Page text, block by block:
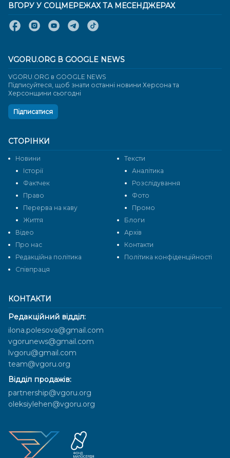
КОНТАКТИ
Редакційний відділ:
ilona.polesova@gmail.com
vgorunews@gmail.com
lvgoru@gmail.com
team@vgoru.org
Відділ продажів:
partnership@vgoru.org
oleksiylehen@vgoru.org
СТОРІНКИ
Новини
Тексти
Історії
Аналітика
Фактчек
Розслідування
Право
Фото
Перерва на каву
Промо
Життя
Блоги
Відео
Архів
Про нас
Контакти
Редакційна політика
Політика конфіденційності
Cпівпраця
ВГОРУ У СОЦМЕРЕЖАХ ТА МЕСЕНДЖЕРАХ
VGORU.ORG В GOOGLE NEWS
VGORU.ORG в GOOGLE NEWS
Підписуйтеся, щоб знати останні новини Херсона та
Херсонщини сьогодні
Підписатися